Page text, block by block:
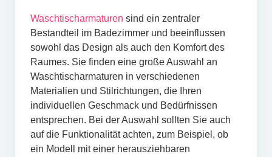
Waschtischarmaturen sind ein zentraler
Bestandteil im Badezimmer und beeinflussen
sowohl das Design als auch den Komfort des
Raumes. Sie finden eine große Auswahl an
Waschtischarmaturen in verschiedenen
Materialien und Stilrichtungen, die Ihren
individuellen Geschmack und Bedürfnissen
entsprechen. Bei der Auswahl sollten Sie auch
auf die Funktionalität achten, zum Beispiel, ob
ein Modell mit einer herausziehbaren